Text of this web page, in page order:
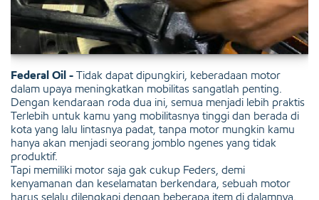
Federal Oil - Tidak dapat dipungkiri, keberadaan motor
dalam upaya meningkatkan mobilitas sangatlah penting.
Dengan kendaraan roda dua ini, semua menjadi lebih praktis
Terlebih untuk kamu yang mobilitasnya tinggi dan berada di
kota yang lalu lintasnya padat, tanpa motor mungkin kamu
hanya akan menjadi seorang jomblo ngenes yang tidak
produktif.
Tapi memiliki motor saja gak cukup Feders, demi
kenyamanan dan keselamatan berkendara, sebuah motor
harus selalu dilengkapi dengan beberapa item di dalamnya.